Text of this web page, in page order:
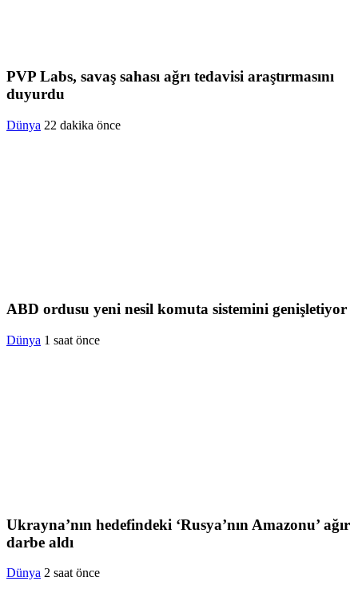
PVP Labs, savaş sahası ağrı tedavisi araştırmasını
duyurdu
Dünya 22 dakika önce
ABD ordusu yeni nesil komuta sistemini genişletiyor
Dünya 1 saat önce
Ukrayna’nın hedefindeki ‘Rusya’nın Amazonu’ ağır
darbe aldı
Dünya 2 saat önce